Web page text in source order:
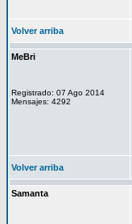
Volver arriba
MeBri
Registrado: 07 Ago 2014
Mensajes: 4292
Volver arriba
Samanta